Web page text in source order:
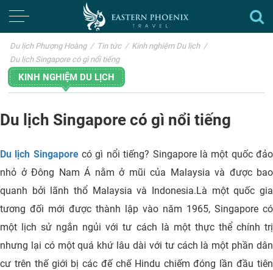
Du lịch Phượng Hoàng / Tin tức / Kinh nghiệm Du lịch /
Du lịch Singapore có gì nổi tiếng
KINH NGHIỆM DU LỊCH
Du lịch Singapore có gì nổi tiếng
Du lịch Singaporecó gì nổi tiếng? Singapore là một quốc đảo
nhỏ ở Đông Nam Á nằm ở mũi của Malaysia và được bao
quanh bởi lãnh thổ Malaysia và Indonesia.Là một quốc gia
tương đối mới được thành lập vào năm 1965, Singapore có
một lịch sử ngắn ngủi với tư cách là một thực thể chính trị
nhưng lại có một quá khứ lâu dài với tư cách là một phần dân
cư trên thế giới bị các đế chế Hindu chiếm đóng lần đầu tiên